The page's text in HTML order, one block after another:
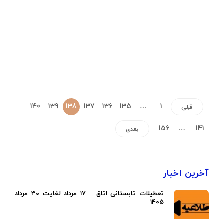
قبلی 1
…
135
136
137
138
139
140
141
…
156 بعدی
آخرین اخبار
تعطیلات تابستانی اتاق – 17 مرداد لغایت 30 مرداد
1405